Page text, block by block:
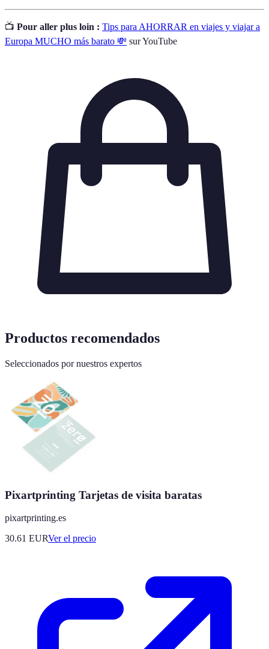
📺 Pour aller plus loin : Tips para AHORRAR en viajes y viajar a
Europa MUCHO más barato 💸 sur YouTube
Productos recomendados
Seleccionados por nuestros expertos
Pixartprinting Tarjetas de visita baratas
pixartprinting.es
30.61 EURVer el precio